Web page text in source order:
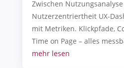
Zwischen
Nutzerzentriertheit UX-
mit Metriken. Klickpfade,
Time on Page – alles
mehr lesen